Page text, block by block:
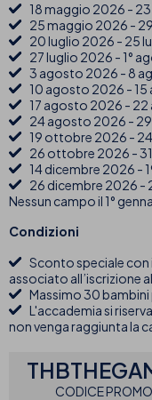
18 maggio 2026 -
25 maggio 2026 -
20 luglio 2026 - 25
27 luglio 2026 - 1°
3 agosto 2026 - 8
10 agosto 2026 -
17 agosto 2026 -
24 agosto 2026 -
19 ottobre 2026 -
26 ottobre 2026 -
14 dicembre 2026 -
26 dicembre 2026 -
Nessun campo il 1°
Condizioni
Sconto speciale con
associato all’iscrizione
Massimo 30 bambini
L'accademia si
non venga raggiunta la
CODICE PROMO